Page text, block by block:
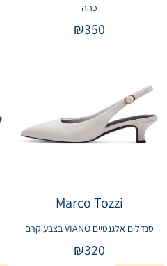
כהה
₪350
Marco Tozzi
סנדלים אלגנטיים VIANO בצבע קרם
₪320